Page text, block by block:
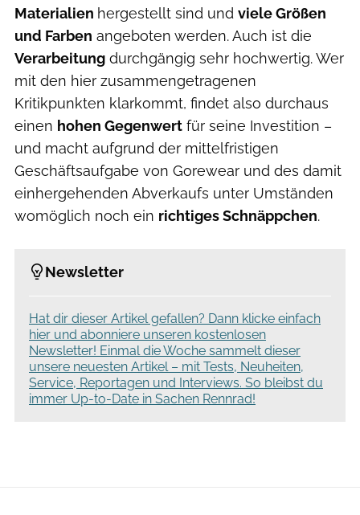
Materialien hergestellt sind und viele Größen
und Farben angeboten werden. Auch ist die
Verarbeitung durchgängig sehr hochwertig. Wer
mit den hier zusammengetragenen
Kritikpunkten klarkommt, findet also durchaus
einen hohen Gegenwert für seine Investition –
und macht aufgrund der mittelfristigen
Geschäftsaufgabe von Gorewear und des damit
einhergehenden Abverkaufs unter Umständen
womöglich noch ein richtiges Schnäppchen.
Newsletter
Hat dir dieser Artikel gefallen? Dann klicke einfach
hier und abonniere unseren kostenlosen
Newsletter! Einmal die Woche sammelt dieser
unsere neuesten Artikel – mit Tests, Neuheiten,
Service, Reportagen und Interviews. So bleibst du
immer Up-to-Date in Sachen Rennrad!